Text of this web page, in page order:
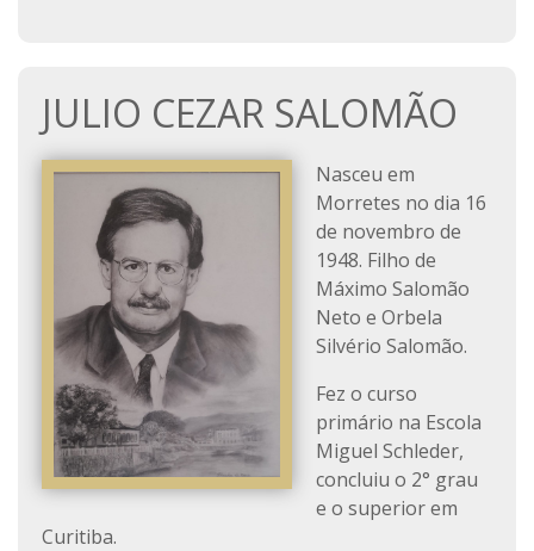
JULIO CEZAR SALOMÃO
Nasceu em
Morretes no dia 16
de novembro de
1948. Filho de
Máximo Salomão
Neto e Orbela
Silvério Salomão.
Fez o curso
primário na Escola
Miguel Schleder,
concluiu o 2° grau
e o superior em
Curitiba.